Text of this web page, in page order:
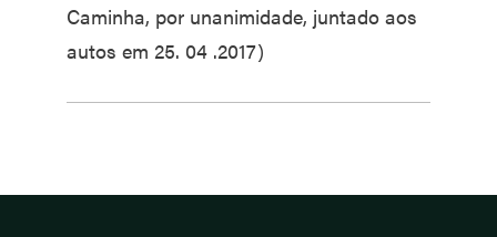
Caminha, por unanimidade, juntado aos
autos em 25. 04 .2017)